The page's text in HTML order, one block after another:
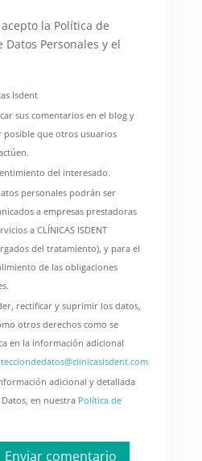
la Política de
Datos Personales y el
Isdent
sus comentarios en el blog y
posible que otros usuarios
del interesado.
personales podrán ser
a empresas prestadoras
a CLÍNICAS ISDENT
del tratamiento), y para el
de las obligaciones
rectificar y suprimir los datos,
otros derechos como se
en la información adicional
adicional y detallada
en nuestra Política de